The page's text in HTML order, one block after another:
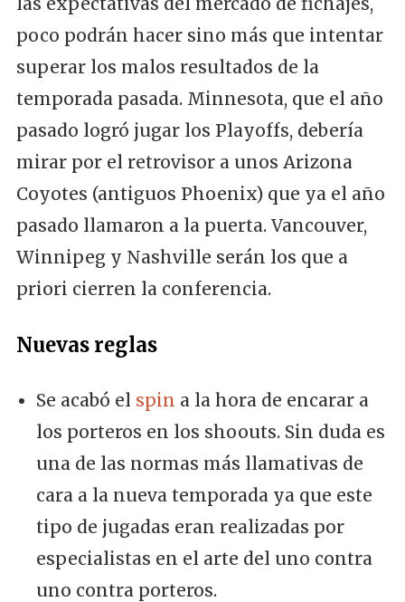
poco podrán hacer sino más que intentar
superar los malos resultados de la
temporada pasada. Minnesota, que el año
pasado logró jugar los Playoffs, debería
mirar por el retrovisor a unos Arizona
Coyotes (antiguos Phoenix) que ya el año
pasado llamaron a la puerta. Vancouver,
Winnipeg y Nashville serán los que a
priori cierren la conferencia.
Nuevas reglas
Se acabó el spin a la hora de encarar a
los porteros en los shoouts. Sin duda es
una de las normas más llamativas de
cara a la nueva temporada ya que este
tipo de jugadas eran realizadas por
especialistas en el arte del uno contra
uno contra porteros.